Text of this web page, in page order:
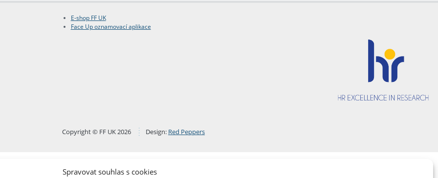
Spravovat souhlas s cookies
E-shop FF UK
Face Up oznamovací aplikace
Copyright © FF UK 2026 Design: Red Peppers